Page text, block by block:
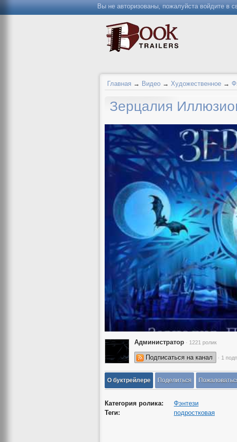
Вы не авторизованы, пожалуйста войдите в
Главная → Видео → Художественное →
Зерцалия
Администратор · 1221 ролик
Подписаться на канал · 1
О буктрейлере Поделиться
Категория ролика:
Фэнтези
Теги:
подростковая